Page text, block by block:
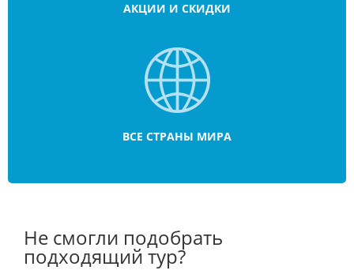
АКЦИИ И СКИДКИ
ВСЕ СТРАНЫ МИРА
Не смогли подобрать
подходящий тур?